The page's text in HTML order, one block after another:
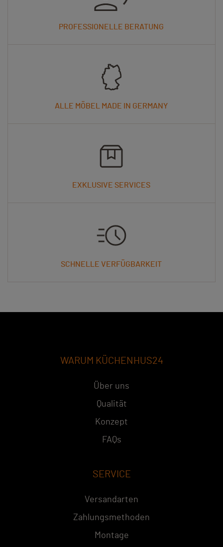
PROFESSIONELLE BERATUNG
ALLE MÖBEL MADE IN GERMANY
EXKLUSIVE SERVICES
SCHNELLE VERFÜGBARKEIT
WARUM KÜCHENHUS24
Über uns
Qualität
Konzept
FAQs
SERVICE
Versandarten
Zahlungsmethoden
Montage